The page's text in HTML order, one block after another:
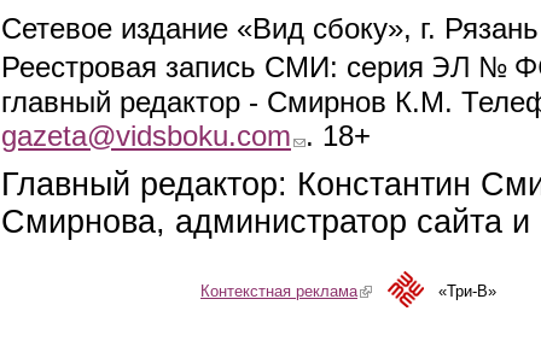
Сетевое издание «Вид сбоку», г.
Реестровая запись СМИ: серия ЭЛ №
главный редактор - Смирнов К.М.
gazeta@vidsboku.com (link sends e-mail)
. 18+
Главный редактор: Константин
Смирнова, администратор сайта
Контекстная реклама(link is external)«Три-В»